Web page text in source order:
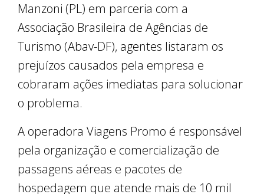
Manzoni (PL) em parceria com a
Associação Brasileira de Agências de
Turismo (Abav-DF), agentes listaram os
prejuízos causados pela empresa e
cobraram ações imediatas para solucionar
o problema.
A operadora Viagens Promo é responsável
pela organização e comercialização de
passagens aéreas e pacotes de
hospedagem que atende mais de 10 mil